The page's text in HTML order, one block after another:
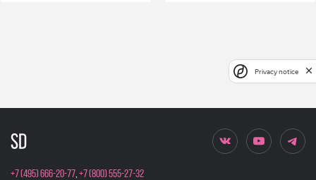
+7 (495) 666-20-77,+7 (800) 555-27-32
Privacy notice